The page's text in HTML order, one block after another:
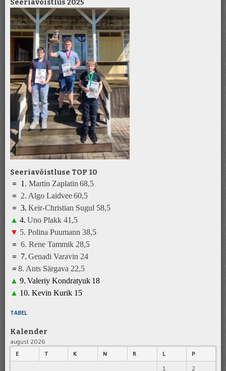
Seeriavõistlus 2025
Seeriavõistluse TOP 10
= 1 . Martin Zaplatin 68,5
= 2. Algo Laidvee60,5
= 3. Keir-Christian Sugul 58,5
▲ 4. Uno Plakk 41 ,5
▼ 5. Polina Puumann 38,5
= 6. Rene Tammik 28,5
= 7. Genadi Varavin 24
=8. Ants Särgava 22,5
▲ 9. Valeriy Kondratyuk 18
▲ 10. Kevin Kurik 1 5
TABEL
Kalender
august 2026
E
T K N R L
P
1
2